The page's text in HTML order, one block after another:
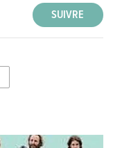
SUIVRE